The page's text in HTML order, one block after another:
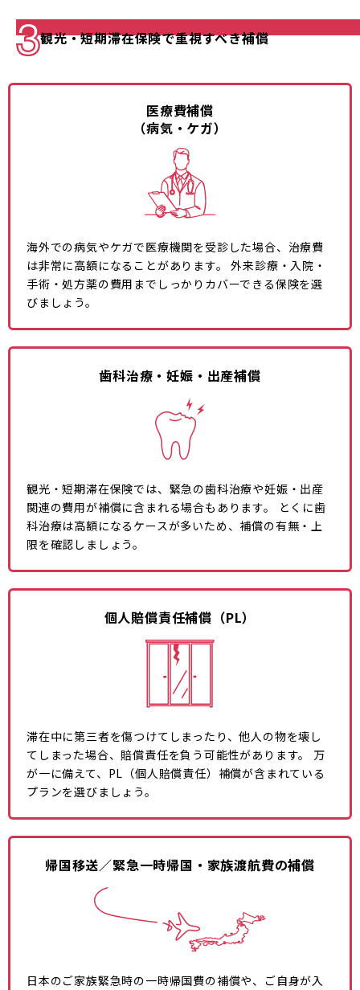
観光・短期滞在保険で重視すべき補償
医療費補償
（病気・ケガ）
海外での病気やケガで医療機関を受診した場合、治療費
は非常に高額になることがあります。 外来診療・入院・
手術・処方薬の費用までしっかりカバーできる保険を選
びましょう。
歯科治療・妊娠・出産補償
観光・短期滞在保険では、緊急の歯科治療や妊娠・出産
関連の費用が補償に含まれる場合もあります。 とくに歯
科治療は高額になるケースが多いため、補償の有無・上
限を確認しましょう。
個人賠償責任補償（PL）
滞在中に第三者を傷つけてしまったり、他人の物を壊し
てしまった場合、賠償責任を負う可能性があります。 万
が一に備えて、PL（個人賠償責任）補償が含まれている
プランを選びましょう。
帰国移送／緊急一時帰国・家族渡航費の補償
日本のご家族緊急時の一時帰国費の補償や、ご自身が入